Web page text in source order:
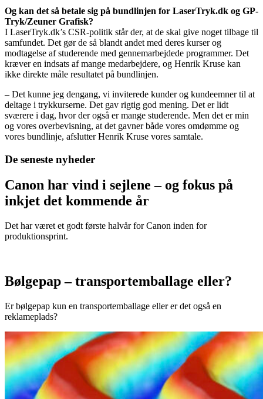
Og kan det så betale sig på bundlinjen for LaserTryk.dk og GP-
Tryk/Zeuner Grafisk?
I LaserTryk.dk’s CSR-politik står der, at de skal give noget tilbage til
samfundet. Det gør de så blandt andet med deres kurser og
modtagelse af studerende med gennemarbejdede programmer. Det
kræver en indsats af mange medarbejdere, og Henrik Kruse kan
ikke direkte måle resultatet på bundlinjen.
– Det kunne jeg dengang, vi inviterede kunder og kundeemner til at
deltage i trykkurserne. Det gav rigtig god mening. Det er lidt
sværere i dag, hvor der også er mange studerende. Men det er min
og vores overbevisning, at det gavner både vores omdømme og
vores bundlinje, afslutter Henrik Kruse vores samtale.
De seneste nyheder
Canon har vind i sejlene – og fokus på
inkjet det kommende år
Det har været et godt første halvår for Canon inden for
produktionsprint.
Bølgepap – transportemballage eller?
Er bølgepap kun en transportemballage eller er det også en
reklameplads?